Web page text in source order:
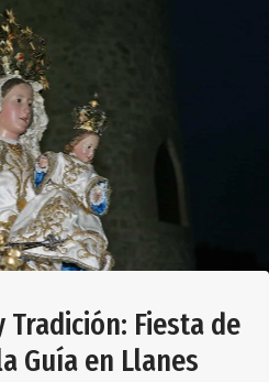
Tradición: Fiesta de
Guía en Llanes